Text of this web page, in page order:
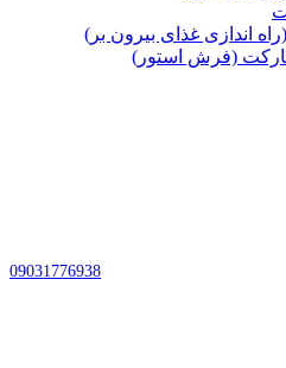
اندازی غذای بیرون بر)
(فرش استور)
09031776938